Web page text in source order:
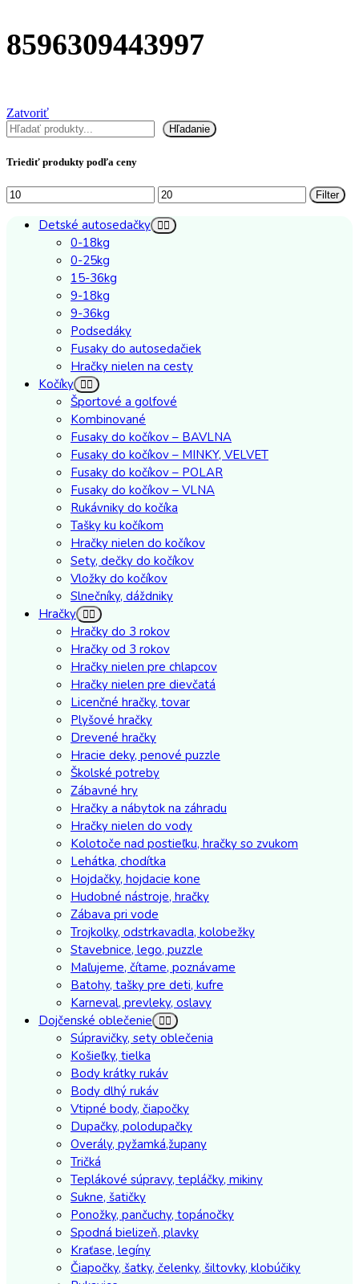
8596309443997
Zatvoriť
Hľadať
Hľadanie
Triediť produkty podľa ceny
Minimálna
cena
Maximálna
cena
Filter
Detské autosedačky
0-18kg
0-25kg
15-36kg
9-18kg
9-36kg
Podsedáky
Fusaky do autosedačiek
Hračky nielen na cesty
Kočíky
Športové a golfové
Kombinované
Fusaky do kočíkov – BAVLNA
Fusaky do kočíkov – MINKY, VELVET
Fusaky do kočíkov – POLAR
Fusaky do kočíkov – VLNA
Rukávniky do kočíka
Tašky ku kočíkom
Hračky nielen do kočíkov
Sety, dečky do kočíkov
Vložky do kočíkov
Slnečníky, dáždniky
Hračky
Hračky do 3 rokov
Hračky od 3 rokov
Hračky nielen pre chlapcov
Hračky nielen pre dievčatá
Licenčné hračky, tovar
Plyšové hračky
Drevené hračky
Hracie deky, penové puzzle
Školské potreby
Zábavné hry
Hračky a nábytok na záhradu
Hračky nielen do vody
Kolotoče nad postieľku, hračky so zvukom
Lehátka, chodítka
Hojdačky, hojdacie kone
Hudobné nástroje, hračky
Zábava pri vode
Trojkolky, odstrkavadla, kolobežky
Stavebnice, lego, puzzle
Maľujeme, čítame, poznávame
Batohy, tašky pre deti, kufre
Karneval, prevleky, oslavy
Dojčenské oblečenie
Súpravičky, sety oblečenia
Košieľky, tielka
Body krátky rukáv
Body dlhý rukáv
Vtipné body, čiapočky
Dupačky, polodupačky
Overály, pyžamká,župany
Tričká
Teplákové súpravy, tepláčky, mikiny
Sukne, šatičky
Ponožky, pančuchy, topánočky
Spodná bielizeň, plavky
Kraťase, legíny
Čiapočky, šatky, čelenky, šiltovky, klobúčiky